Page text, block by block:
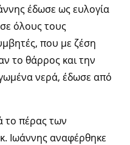
έδωσε ως ευλογία
όλους τους
που με ζέση
το θάρρος και την
νερά, έδωσε από
το πέρας των
Ιωάννης αναφέρθηκε